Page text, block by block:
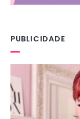
PUBLICIDADE